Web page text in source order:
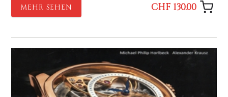
MEHR SEHEN CHF 130.00